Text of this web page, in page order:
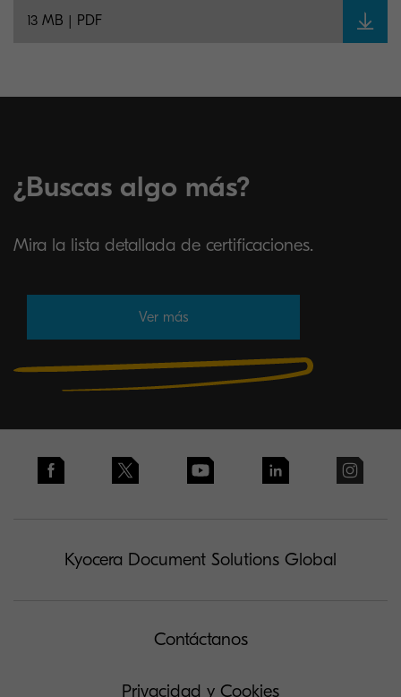
13 MB | PDF
¿Buscas algo más?
Mira la lista detallada de certificaciones.
Ver más
Kyocera Document Solutions Global
Contáctanos
Privacidad y Cookies